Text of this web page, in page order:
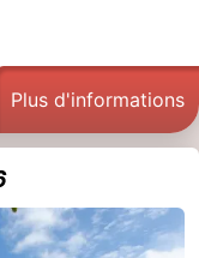
Plus d'informations